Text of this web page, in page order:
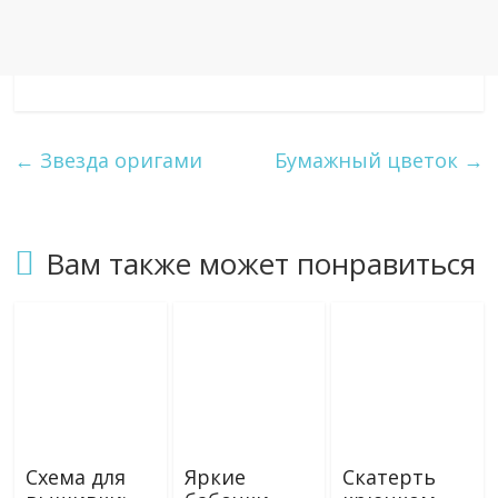
← Звезда оригами Бумажный цветок →
Вам также может понравиться
Схема для
Яркие
Скатерть